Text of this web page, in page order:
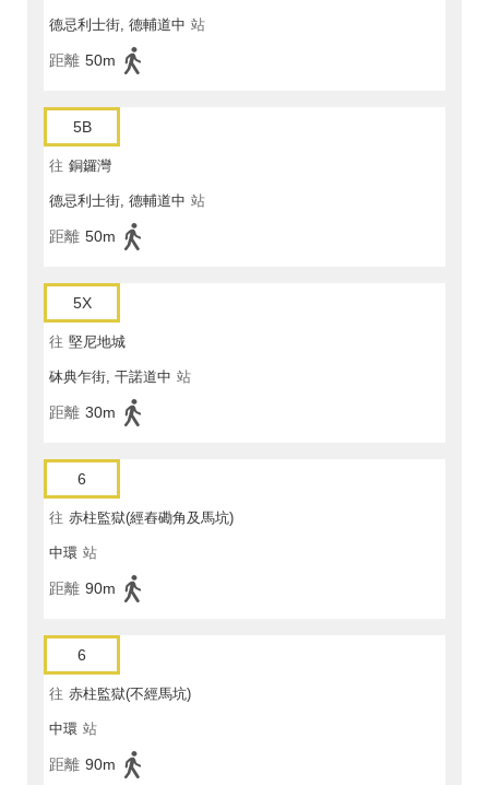
德忌利士街, 德輔道中 站
距離 50m
5B
往 銅鑼灣
德忌利士街, 德輔道中 站
距離 50m
5X
往 堅尼地城
砵典乍街, 干諾道中 站
距離 30m
6
往 赤柱監獄(經舂磡角及馬坑)
中環 站
距離 90m
6
往 赤柱監獄(不經馬坑)
中環 站
距離 90m